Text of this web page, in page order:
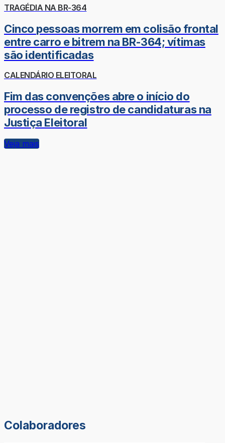
TRAGÉDIA NA BR-364
Cinco pessoas morrem em colisão frontal
entre carro e bitrem na BR-364; vítimas
são identificadas
CALENDÁRIO ELEITORAL
Fim das convenções abre o início do
processo de registro de candidaturas na
Justiça Eleitoral
Veja mais
Colaboradores